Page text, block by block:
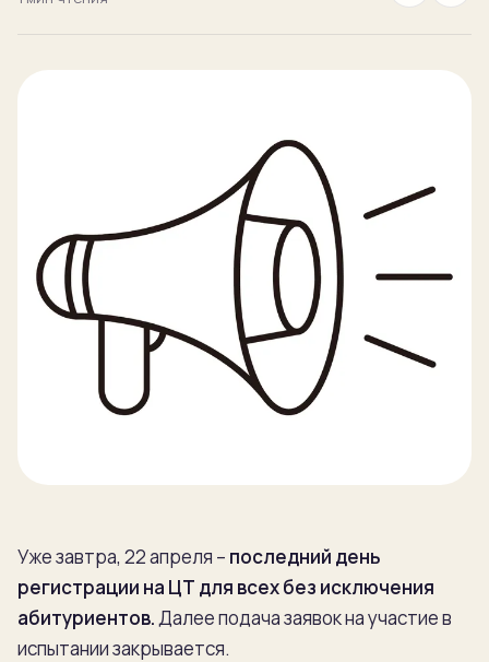
Пробный урок
Уже завтра, 22 апреля – последний день
регистрации на ЦТ для всех без исключения
абитуриентов.Далее подача заявок на участие в
испытании закрывается.